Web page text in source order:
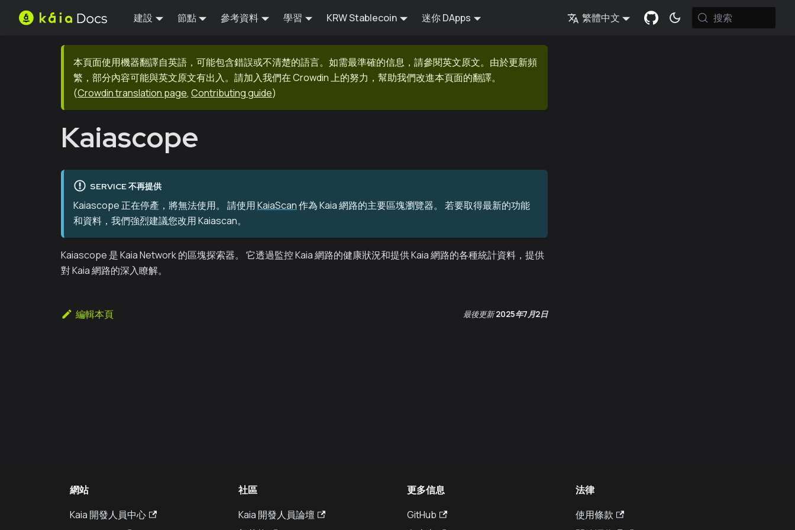
建設 節點 參考資料 學習 KRW Stablecoin 迷你 DApps 繁體中文 搜索
本頁面使用機器翻譯自英語，可能包含錯誤或不清楚的語言。如需最準確的信息，請參閱英文原文。由於更新頻
繁，部分內容可能與英文原文有出入。請加入我們在 Crowdin 上的努力，幫助我們改進本頁面的翻譯。
(Crowdin translation page, Contributing guide)
Kaiascope
SERVICE 不再提供
Kaiascope 正在停產，將無法使用。 請使用KaiaScan作為 Kaia 網路的主要區塊瀏覽器。 若要取得最新的功能
和資料，我們強烈建議您改用 Kaiascan。
Kaiascope 是 Kaia Network 的區塊探索器。 它透過監控 Kaia 網路的健康狀況和提供 Kaia 網路的各種統計資料，提供
對 Kaia 網路的深入瞭解。
編輯本頁 最後更新 2025年7月2日
網站
Kaia 開發人員中心
社區
Kaia 開發人員論壇
更多信息
GitHub
法律
使用條款